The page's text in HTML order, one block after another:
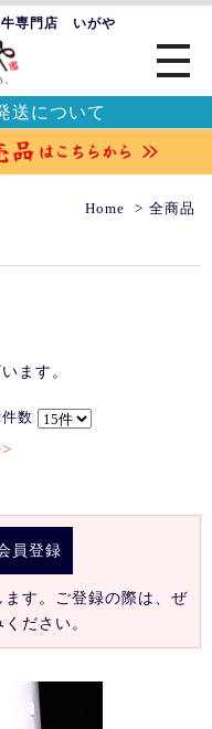
専門店 いがや
送について
Home 全商品
ます。
数
員登録
す。ご登録の際は、ぜ
ださい。